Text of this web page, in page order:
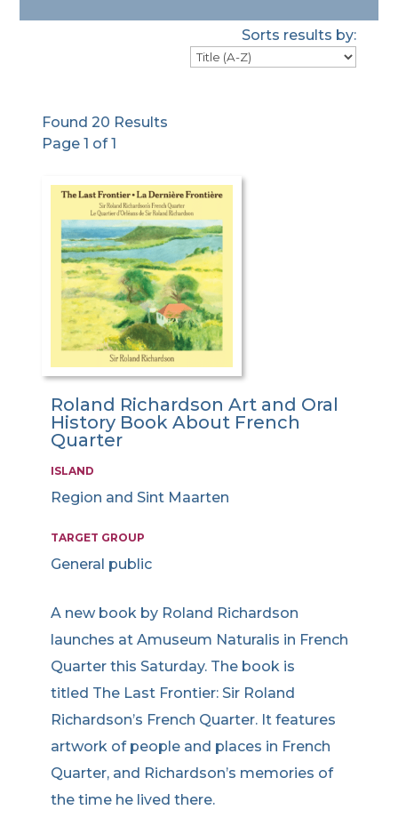
Sorts results by:
Found 20 Results
Page 1 of 1
Roland Richardson Art and Oral
History Book About French
Quarter
ISLAND
Region and Sint Maarten
TARGET GROUP
General public
A new book by Roland Richardson
launches at Amuseum Naturalis in French
Quarter this Saturday. The book is
titled The Last Frontier: Sir Roland
Richardson’s French Quarter. It features
artwork of people and places in French
Quarter, and Richardson’s memories of
the time he lived there.